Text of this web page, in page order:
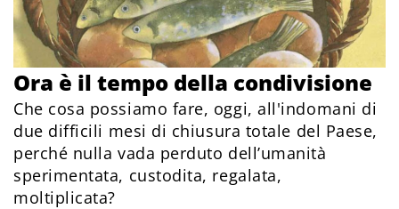
Ora è il tempo della condivisione
Che cosa possiamo fare, oggi, all'indomani di
due difficili mesi di chiusura totale del Paese,
perché nulla vada perduto dell’umanità
sperimentata, custodita, regalata,
moltiplicata?